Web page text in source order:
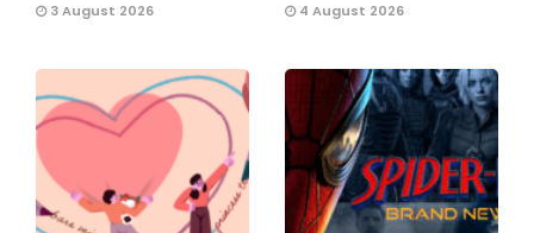
3 August 2026 4 August 2026